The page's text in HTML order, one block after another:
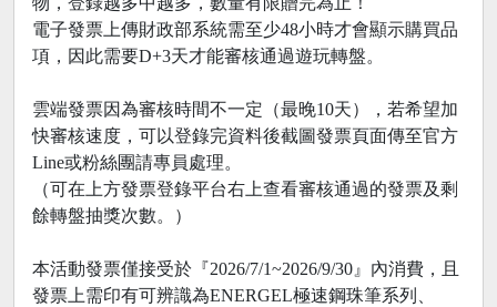
電子發票上傳財政部系統需至少48小時才會顯示購買品
項，因此需要D+3天才能審核通過遊玩轉盤。
雲端發票因為審核時間不一定（最晚10天），若希望加
快審核速度，可以登錄完資料後截圖發票頁面傳至官方
Line或粉絲團請專員處理。
（可在上方發票登錄平台右上查看審核通過的發票及剩
餘轉盤抽獎次數。）
本活動發票僅接受於『2026/7/1~2026/9/30』內消費，且
發票上需印有可辨識為ENERGEL極速鋼珠筆系列、